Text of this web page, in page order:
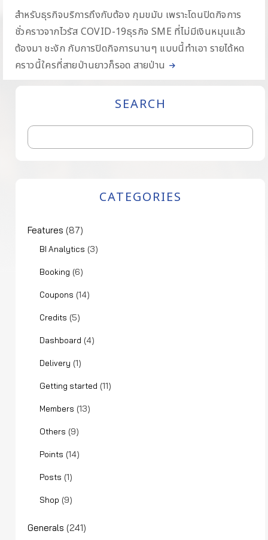
สำหรับธุรกิจบริการถึงกับต้อง กุมขมับ เพราะโดนปิดกิจการ
ชั่วคราวจากไวรัส COVID-19ธุรกิจ SME ที่ไม่มีเงินหมุนแล้ว
ต้องมา ชะงัก กับการปิดกิจการนานๆ แบบนี้ทำเอา รายได้หด
คราวนี้ใครที่สายป่านยาวก็รอด สายป่าน
SEARCH
CATEGORIES
Features (87)
BI Analytics (3)
Booking (6)
Coupons (14)
Credits (5)
Dashboard (4)
Delivery (1)
Getting started (11)
Members (13)
Others (9)
Points (14)
Posts (1)
Shop (9)
Generals (241)